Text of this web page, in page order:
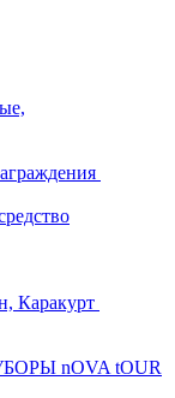
Каракурт
nOVA tOUR